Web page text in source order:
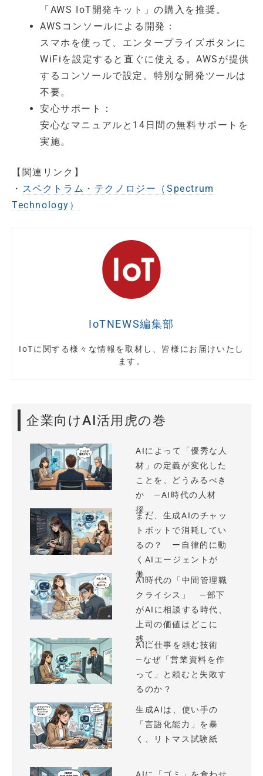
「AWS IoT開発キット」の購入を推奨。
AWSコンソールによる開発：
スマホを使って、エンタープライズボタンに
WiFiを設定すると直ぐに使える。AWSが提供
するコンソールで設定。特別な開発ツールは
不要。
安心サポート：
安心なマニュアルと14日間の無料サポートを
実施。
【関連リンク】
・ スペクトラム・テクノロジー（Spectrum
Technology）
IoTNEWS編集部
IoTに関する様々な情報を取材し、皆様にお届けいたし
ます。
企業向けAI活用虎の巻
AIによって「優秀な人
材」の定義が変化した
ことを、どうみるべき
か —AI時代の人材
採...
まだ、生成AIのチャッ
トボットで消耗してい
るの？ ー自律的に動
くAIエージェントが
働...
AI時代の「中間管理職
クライシス」 —部下
がAIに相談する時代、
上司の価値はどこに
残...
AIに仕事を頼む技術
—なぜ「営業資料を作
って」と頼むと失敗す
るのか？
生成AIは、使い手の
「言語化能力」を暴
く、リトマス試験紙